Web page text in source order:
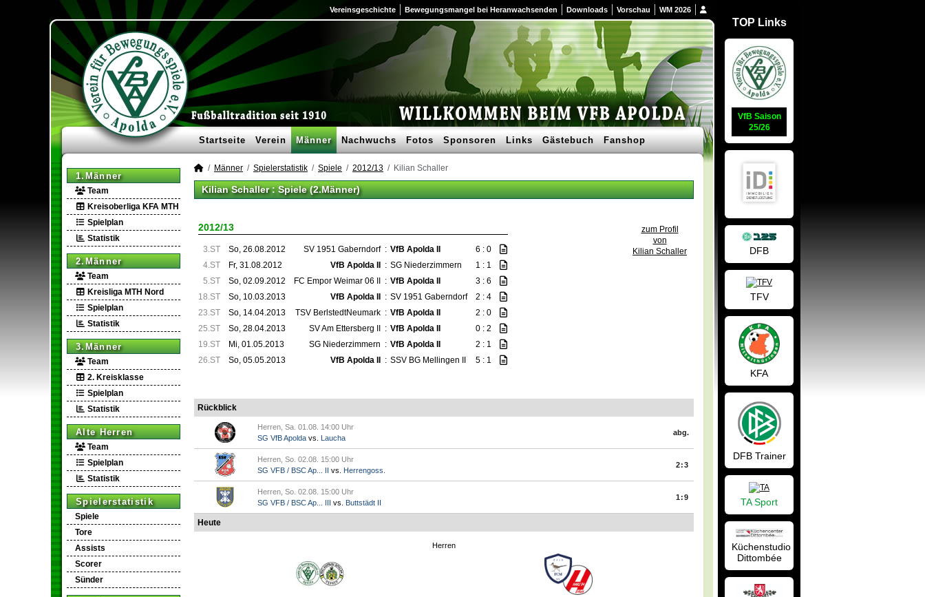
Vereinsgeschichte Bewegungsmangel bei Heranwachsenden Downloads Vorschau WM 2026
Startseite Verein Männer Nachwuchs Fotos Sponsoren Links Gästebuch Fanshop
1.Männer
Team
Kreisoberliga KFA MTH
Spielplan
Statistik
2.Männer
Team
Kreisliga MTH Nord
Spielplan
Statistik
3.Männer
Team
2. Kreisklasse
Spielplan
Statistik
Alte Herren
Team
Spielplan
Statistik
Spielerstatistik
Spiele
Tore
Assists
Scorer
Sünder
Männer Spielerstatistik Spiele 2012/13 Kilian Schaller
Kilian Schaller : Spiele (2.Männer)
zum Profil
von
Kilian Schaller
2012/13
3.ST So, 26.08.2012 SV 1951 Gaberndorf : VfB Apolda II
6 : 0
4.ST
Fr, 31.08.2012 VfB Apolda II : SG Niederzimmern
1 : 1
5.ST
So, 02.09.2012 FC Empor Weimar 06 II : VfB Apolda II
3 : 6
18.ST
So, 10.03.2013 VfB Apolda II : SV 1951 Gaberndorf
2 : 4
23.ST
So, 14.04.2013 TSV BerlstedtNeumark : VfB Apolda II
2 : 0
25.ST
So, 28.04.2013 SV Am Ettersberg II : VfB Apolda II
0 : 2
19.ST
Mi, 01.05.2013 SG Niederzimmern : VfB Apolda II
2 : 1
26.ST
So, 05.05.2013 VfB Apolda II : SSV BG Mellingen II 5 : 1
Rückblick
Herren, Sa. 01.08. 14:00 Uhr
SG VfB Apolda vs. Laucha
abg.
Herren, So. 02.08. 15:00 Uhr
SG VFB / BSC Ap... II vs. Herrengoss.
2:3
Herren, So. 02.08. 15:00 Uhr
SG VFB / BSC Ap... III vs. Buttstädt II
1:9
Heute
Herren
TOP Links
VfB Saison
25/26
DFB
TFV
KFA
DFB Trainer
TA Sport
Küchenstudio
Dittombée